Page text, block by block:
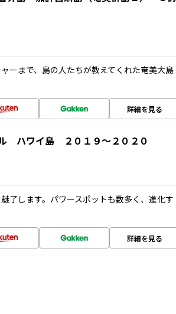
まで、島の人たちが教えてくれた奄美大島
詳細を見る
ハワイ島 ２０１９～２０２０
了します。パワースポットも数多く、進化す
詳細を見る